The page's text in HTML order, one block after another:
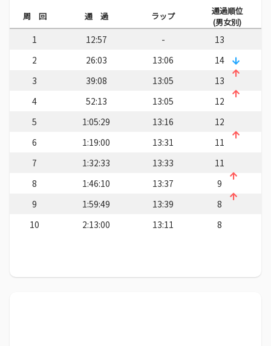
周 回 通 過 ラップ
通過順位
(男女別)
1 12:57 -
13
2
26:03 13:06
14
3
39:08 13:05
13
4
52:13 13:05
12
5
1:05:29 13:16
12
6
1:19:00 13:31
11
7
1:32:33 13:33
11
8
1:46:10 13:37
9
9
1:59:49 13:39
8
10
2:13:00 13:11 8